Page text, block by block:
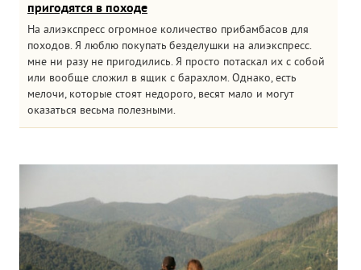
пригодятся в походе
На алиэкспресс огромное количество прибамбасов для
походов. Я люблю покупать безделушки на алиэкспресс.
мне ни разу не пригодились. Я просто потаскал их с собой
или вообще сложил в ящик с барахлом. Однако, есть
мелочи, которые стоят недорого, весят мало и могут
оказаться весьма полезными.